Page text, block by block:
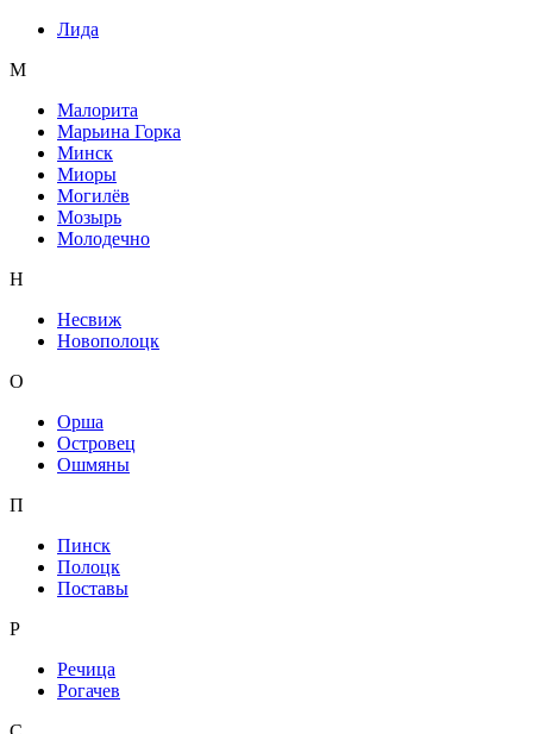
Лида
М
Малорита
Марьина Горка
Минск
Миоры
Могилёв
Мозырь
Молодечно
Н
Несвиж
Новополоцк
О
Орша
Островец
Ошмяны
П
Пинск
Полоцк
Поставы
Р
Речица
Рогачев